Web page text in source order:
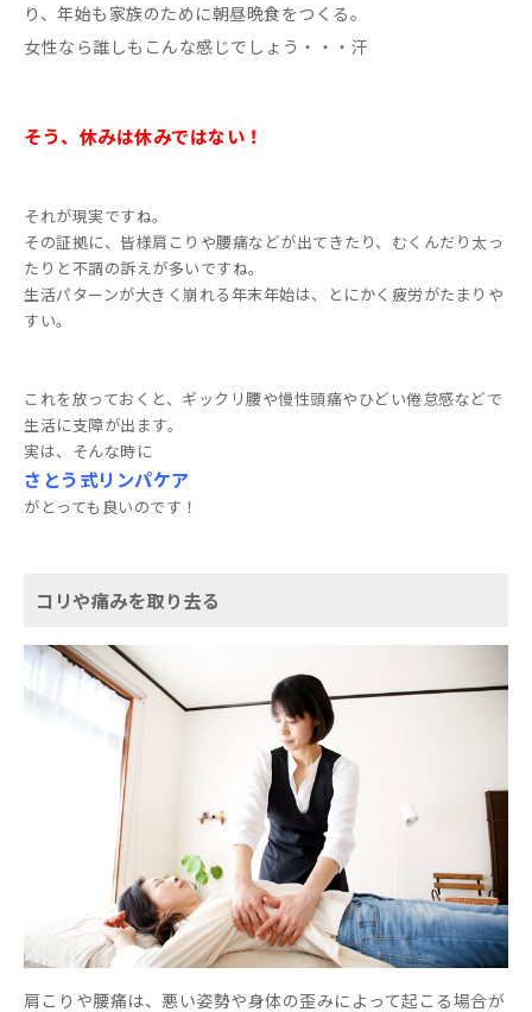
り、年始も家族のために朝昼晩食をつくる。
女性なら誰しもこんな感じでしょう・・・汗
そう、休みは休みではない！
それが現実ですね。
その証拠に、皆様肩こりや腰痛などが出てきたり、むくんだり太っ
たりと不調の訴えが多いですね。
生活パターンが大きく崩れる年末年始は、とにかく疲労がたまりや
すい。
これを放っておくと、ギックリ腰や慢性頭痛やひどい倦怠感などで
生活に支障が出ます。
実は、そんな時に
さとう式リンパケア
がとっても良いのです！
コリや痛みを取り去る
肩こりや腰痛は、悪い姿勢や身体の歪みによって起こる場合が